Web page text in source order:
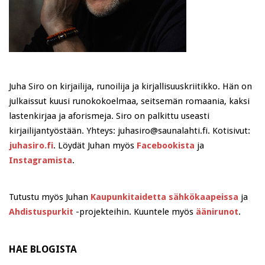
Juha Siro on kirjailija, runoilija ja kirjallisuuskriitikko. Hän on
julkaissut kuusi runokokoelmaa, seitsemän romaania, kaksi
lastenkirjaa ja aforismeja. Siro on palkittu useasti
kirjailijantyöstään. Yhteys: juhasiro@saunalahti.fi. Kotisivut:
juhasiro.fi. Löydät Juhan myös Facebookista ja
Instagramista.
Tutustu myös Juhan Kaupunkitaidetta sähkökaapeissa ja
Ahdistuspurkit -projekteihin. Kuuntele myös äänirunot.
HAE BLOGISTA